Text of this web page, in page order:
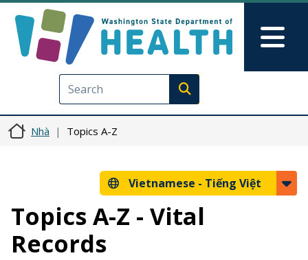
Execute search
Nhà Topics A-Z
Vietnamese - Tiếng Việt
Topics A-Z - Vital
Records